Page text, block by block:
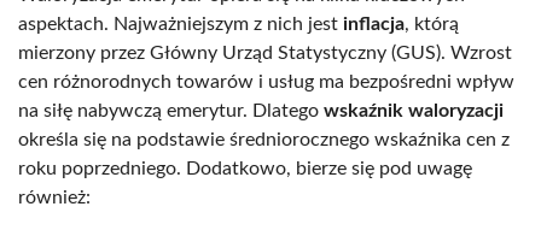
aspektach. Najważniejszym z nich jest inflacja, którą
mierzony przez Główny Urząd Statystyczny (GUS). Wzrost
cen różnorodnych towarów i usług ma bezpośredni wpływ
na siłę nabywczą emerytur. Dlatego wskaźnik waloryzacji
określa się na podstawie średniorocznego wskaźnika cen z
roku poprzedniego. Dodatkowo, bierze się pod uwagę
również: